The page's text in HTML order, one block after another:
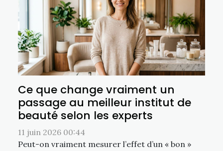
Ce que change vraiment un
passage au meilleur institut de
beauté selon les experts
11 juin 2026 00:44
Peut-on vraiment mesurer l’effet d’un « bon »